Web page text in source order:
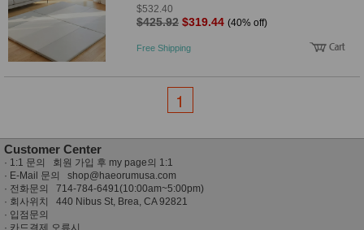
$532.40
$425.92 $319.44 (40% off)
Free Shipping
1
Customer Center
· 1:1 문의 회원 가입 후 my page의 1:1
· E-Mail 문의 shop@haeorumusa.com
· 전화문의 714-784-6491(10:00am~5:00pm)
· 회사위치 440 Nibus St, Brea, CA 92821
· 입점문의
· 카드결제 오류시